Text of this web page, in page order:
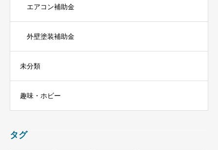
エアコン補助金
外壁塗装補助金
未分類
趣味・ホビー
タグ